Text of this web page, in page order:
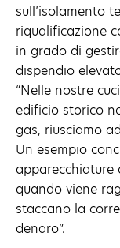
sull’isolamento
riqualificazione
in grado di
dispendio
“Nelle nostre
edificio storico
gas, riusciamo
Un esempio
apparecchiature
quando viene
staccano la
denaro”.